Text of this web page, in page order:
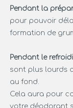
Pendant la
pour pouvoir
formation de
Pendant le
sont plus lourds
au fond.
Cela aura pour
votre déodorant